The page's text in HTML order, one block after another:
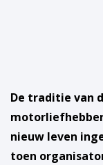
De traditie van
nieuw leven
toen